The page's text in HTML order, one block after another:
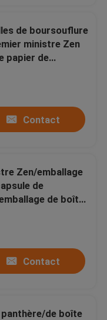
de boursouflure
ministre Zen
papier de
puissance
des pilules
Contact
Zen/emballage
de
de boîte
du rhinocéros
Contact
panthère/de boîte